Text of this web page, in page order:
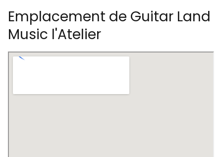
Emplacement de Guitar Land
Music l'Atelier